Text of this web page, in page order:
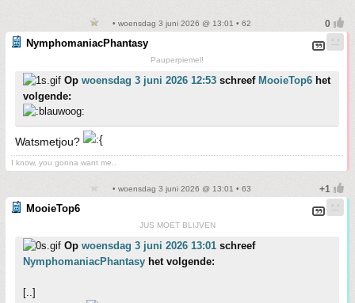
• woensdag 3 juni 2026 @ 13:01 • 62
NymphomaniacPhantasy
Pauperpiemel!
Op woensdag 3 juni 2026 12:53 schreef MooieTop6 het
volgende:
Watsmetjou?
I know, you gonna want me..
• woensdag 3 juni 2026 @ 13:01 • 63
MooieTop6
JUS MOET BLIJVEN
Op woensdag 3 juni 2026 13:01 schreef
NymphomaniacPhantasy het volgende:
[..]